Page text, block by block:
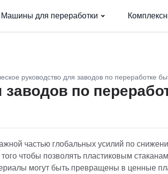
Машины для переработки
руководство для заводов по переработке
по
частью глобальных усилий по
чтобы позволять пластиковым
могут быть превращены в ценные